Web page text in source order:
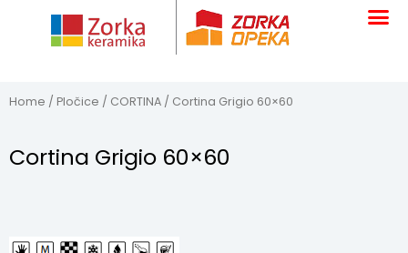
Home / Pločice / CORTINA / Cortina Grigio 60×60
Cortina Grigio 60×60